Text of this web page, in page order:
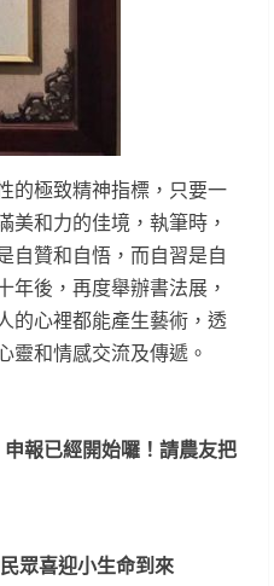
的極致精神指標，只要一
美和力的佳境，執筆時，
自贊和自悟，而自習是自
年後，再度舉辦書法展，
的心裡都能產生藝術，透
靈和情感交流及傳遞。
報已經開始囉！請農友把
眾喜迎小生命到來